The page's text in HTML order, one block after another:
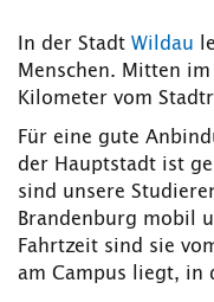
In der Stadt Wildau
Menschen. Mitten
Kilometer vom
Für eine gute
der Hauptstadt ist
sind unsere
Brandenburg mobil
Fahrtzeit sind sie
am Campus liegt, in